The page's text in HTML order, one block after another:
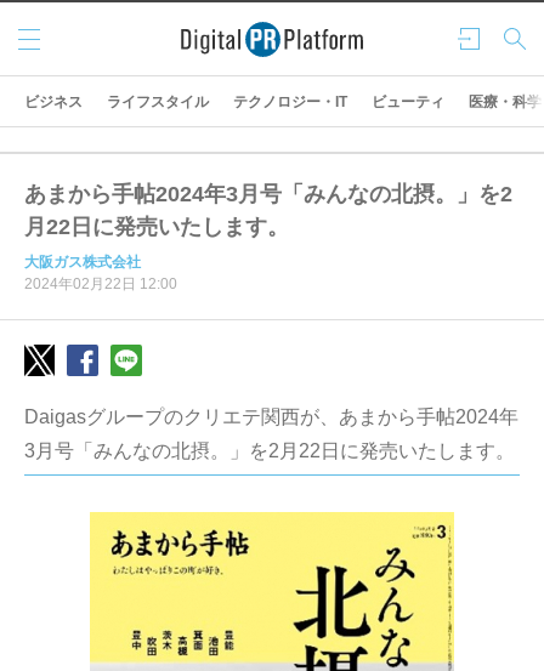
ログ
イン
検索
メニ
ュー
ビジネス ライフスタイル テクノロジー・IT ビューティ 医療・科学
あまから手帖2024年3月号「みんなの北摂。」を2
月22日に発売いたします。
大阪ガス株式会社
2024年02月22日 12:00
Daigasグループのクリエテ関西が、あまから手帖2024年
3月号「みんなの北摂。」を2月22日に発売いたします。